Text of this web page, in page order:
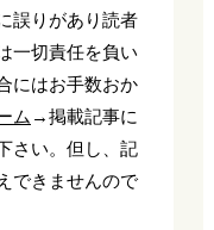
誤りがあり読者
一切責任を負い
にはお手数おか
ム →掲載記事に
さい。但し、記
できませんので